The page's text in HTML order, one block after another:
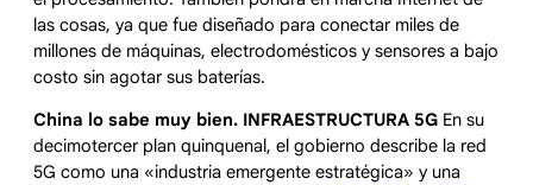
las cosas, ya que fue diseñado para conectar miles de
millones de máquinas, electrodomésticos y sensores a bajo
costo sin agotar sus baterías.
China lo sabe muy bien. INFRAESTRUCTURA 5G En su
decimotercer plan quinquenal, el gobierno describe la red
5G como una «industria emergente estratégica» y una